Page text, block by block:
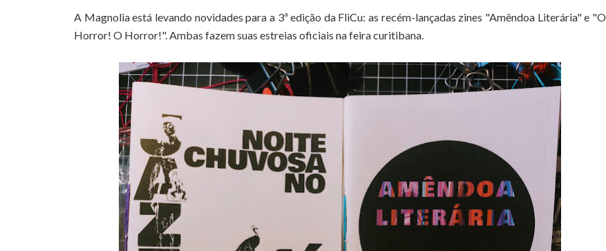
A Magnolia está levando novidades para a 3ª edição da FliCu: as recém-lançadas zines "Amêndoa Literária" e "O
Horror! O Horror!". Ambas fazem suas estreias oficiais na feira curitibana.